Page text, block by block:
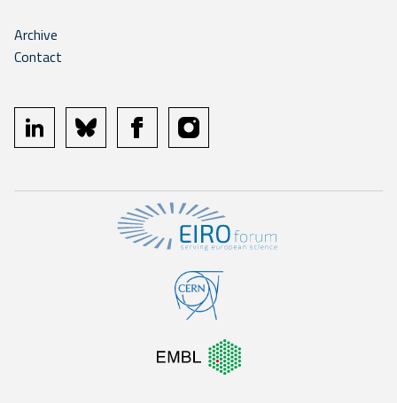
Archive
Contact
linkedin bluesky facebookinstagram